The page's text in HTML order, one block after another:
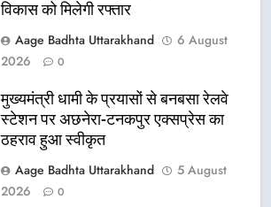
विकास को मिलेगी रफ्तार
Aage Badhta Uttarakhand
6 August
2026
0
मुख्यमंत्री धामी के प्रयासों से बनबसा रेलवे
स्टेशन पर अछनेरा-टनकपुर एक्सप्रेस का
ठहराव हुआ स्वीकृत
Aage Badhta Uttarakhand
5 August
2026
0